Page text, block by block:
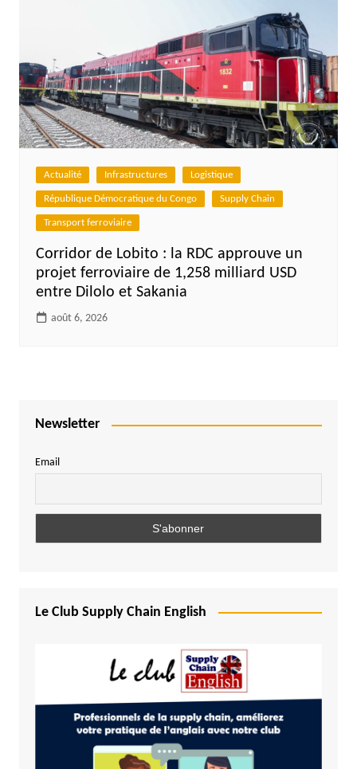
Actualité Infrastructures Logistique
République Démocratique du Congo Supply Chain
Transport ferroviaire
Corridor de Lobito : la RDC approuve un
projet ferroviaire de 1,258 milliard USD
entre Dilolo et Sakania
août 6, 2026
Newsletter
Email
Le Club Supply Chain English